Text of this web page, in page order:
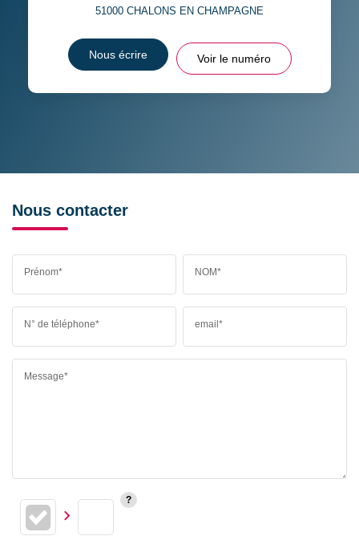
51000 CHALONS EN CHAMPAGNE
Nous écrire Voir le numéro
Nous contacter
Prénom* NOM*
N° de téléphone* email*
Message*